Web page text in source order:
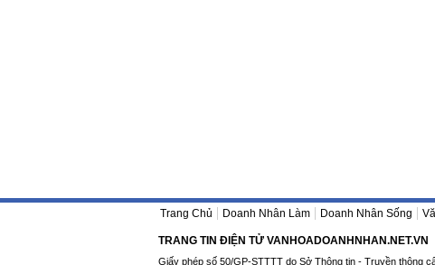
Trang Chủ Doanh Nhân Làm Doanh Nhân Sống
TRANG TIN ĐIỆN TỬ VANHOADOANHNHAN.NET.VN
Giấy phép số 50/GP-STTTT do Sở Thông tin - Truyền thông